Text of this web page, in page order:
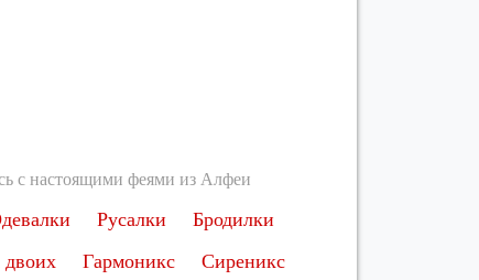
с настоящими феями из Алфеи
Русалки
Бродилки
Гармоникс Сиреникс